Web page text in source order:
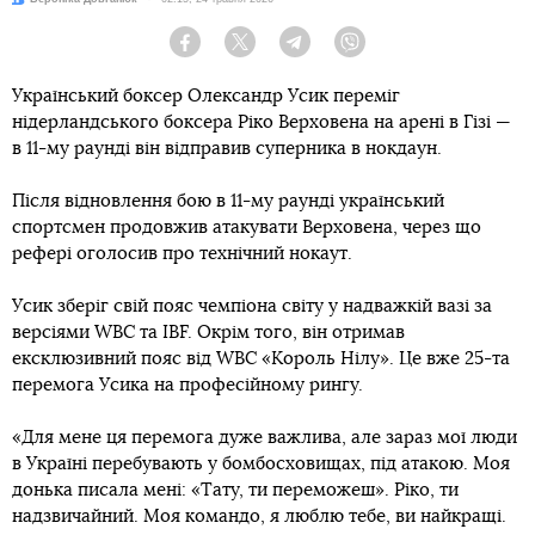
Facebook Twitter Telegram
Український боксер Олександр Усик переміг
нідерландського боксера Ріко Верховена на арені в Гізі —
в 11-му раунді він відправив суперника в нокдаун.
Після відновлення бою в 11-му раунді український
спортсмен продовжив атакувати Верховена, через що
рефері оголосив про технічний нокаут.
Усик зберіг свій пояс чемпіона світу у надважкій вазі за
версіями WBС та IBF. Окрім того, він отримав
ексклюзивний пояс від WBC «Король Нілу». Це вже 25-та
перемога Усика на професійному рингу.
«Для мене ця перемога дуже важлива, але зараз мої люди
в Україні перебувають у бомбосховищах, під атакою. Моя
донька писала мені: «Тату, ти переможеш». Ріко, ти
надзвичайний. Моя командо, я люблю тебе, ви найкращі.